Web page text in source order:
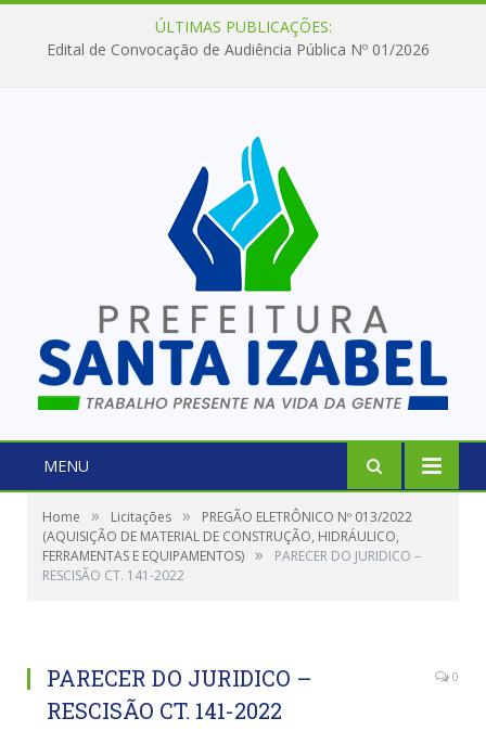
ÚLTIMAS PUBLICAÇÕES:
Edital de Convocação de Audiência Pública Nº 01/2026
MENU
Home » Licitações »
PREGÃO ELETRÔNICO Nº 013/2022
(AQUISIÇÃO DE MATERIAL DE CONSTRUÇÃO, HIDRÁULICO,
FERRAMENTAS E EQUIPAMENTOS) »
PARECER DO JURIDICO –
RESCISÃO CT. 141-2022
PARECER DO JURIDICO –
RESCISÃO CT. 141-2022
0